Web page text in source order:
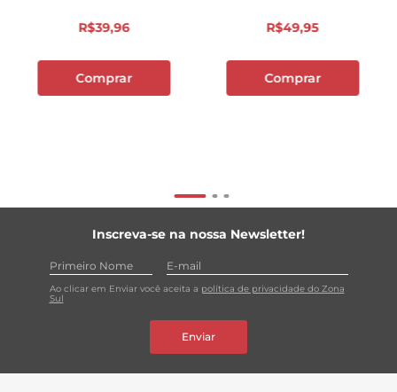
R$39,96
Comprar
R$49,95
Comprar
Inscreva-se na nossa Newsletter!
Ao clicar em Enviar você aceita a política de privacidade do Zona
Sul
Enviar